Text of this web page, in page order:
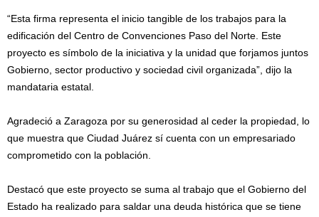
“Esta firma representa el inicio tangible de los trabajos para la
edificación del Centro de Convenciones Paso del Norte. Este
proyecto es símbolo de la iniciativa y la unidad que forjamos juntos
Gobierno, sector productivo y sociedad civil organizada”, dijo la
mandataria estatal.
Agradeció a Zaragoza por su generosidad al ceder la propiedad, lo
que muestra que Ciudad Juárez sí cuenta con un empresariado
comprometido con la población.
Destacó que este proyecto se suma al trabajo que el Gobierno del
Estado ha realizado para saldar una deuda histórica que se tiene